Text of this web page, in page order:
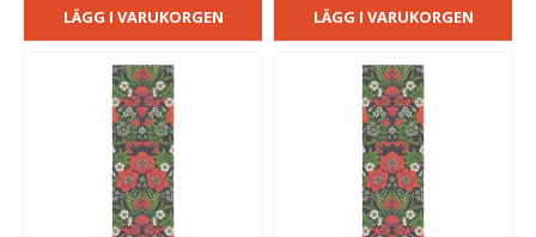
LÄGG I VARUKORGEN LÄGG I VARUKORGEN